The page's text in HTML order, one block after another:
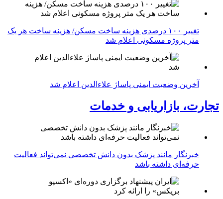
تغییر ۱۰۰ درصدی هزینه ساخت مسکن/ هزینه ساخت هر یک
متر پروژه مسکونی اعلام شد
آخرین وضعیت ایمنی پاساژ علاءالدین اعلام شد
تجارت، بازاریابی و خدمات
خبرنگار مانند پزشک بدون دانش تخصصی نمی‌تواند فعالیت
حرفه‌ای داشته باشد